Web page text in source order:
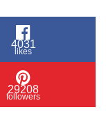
4031
likes
29208
followers